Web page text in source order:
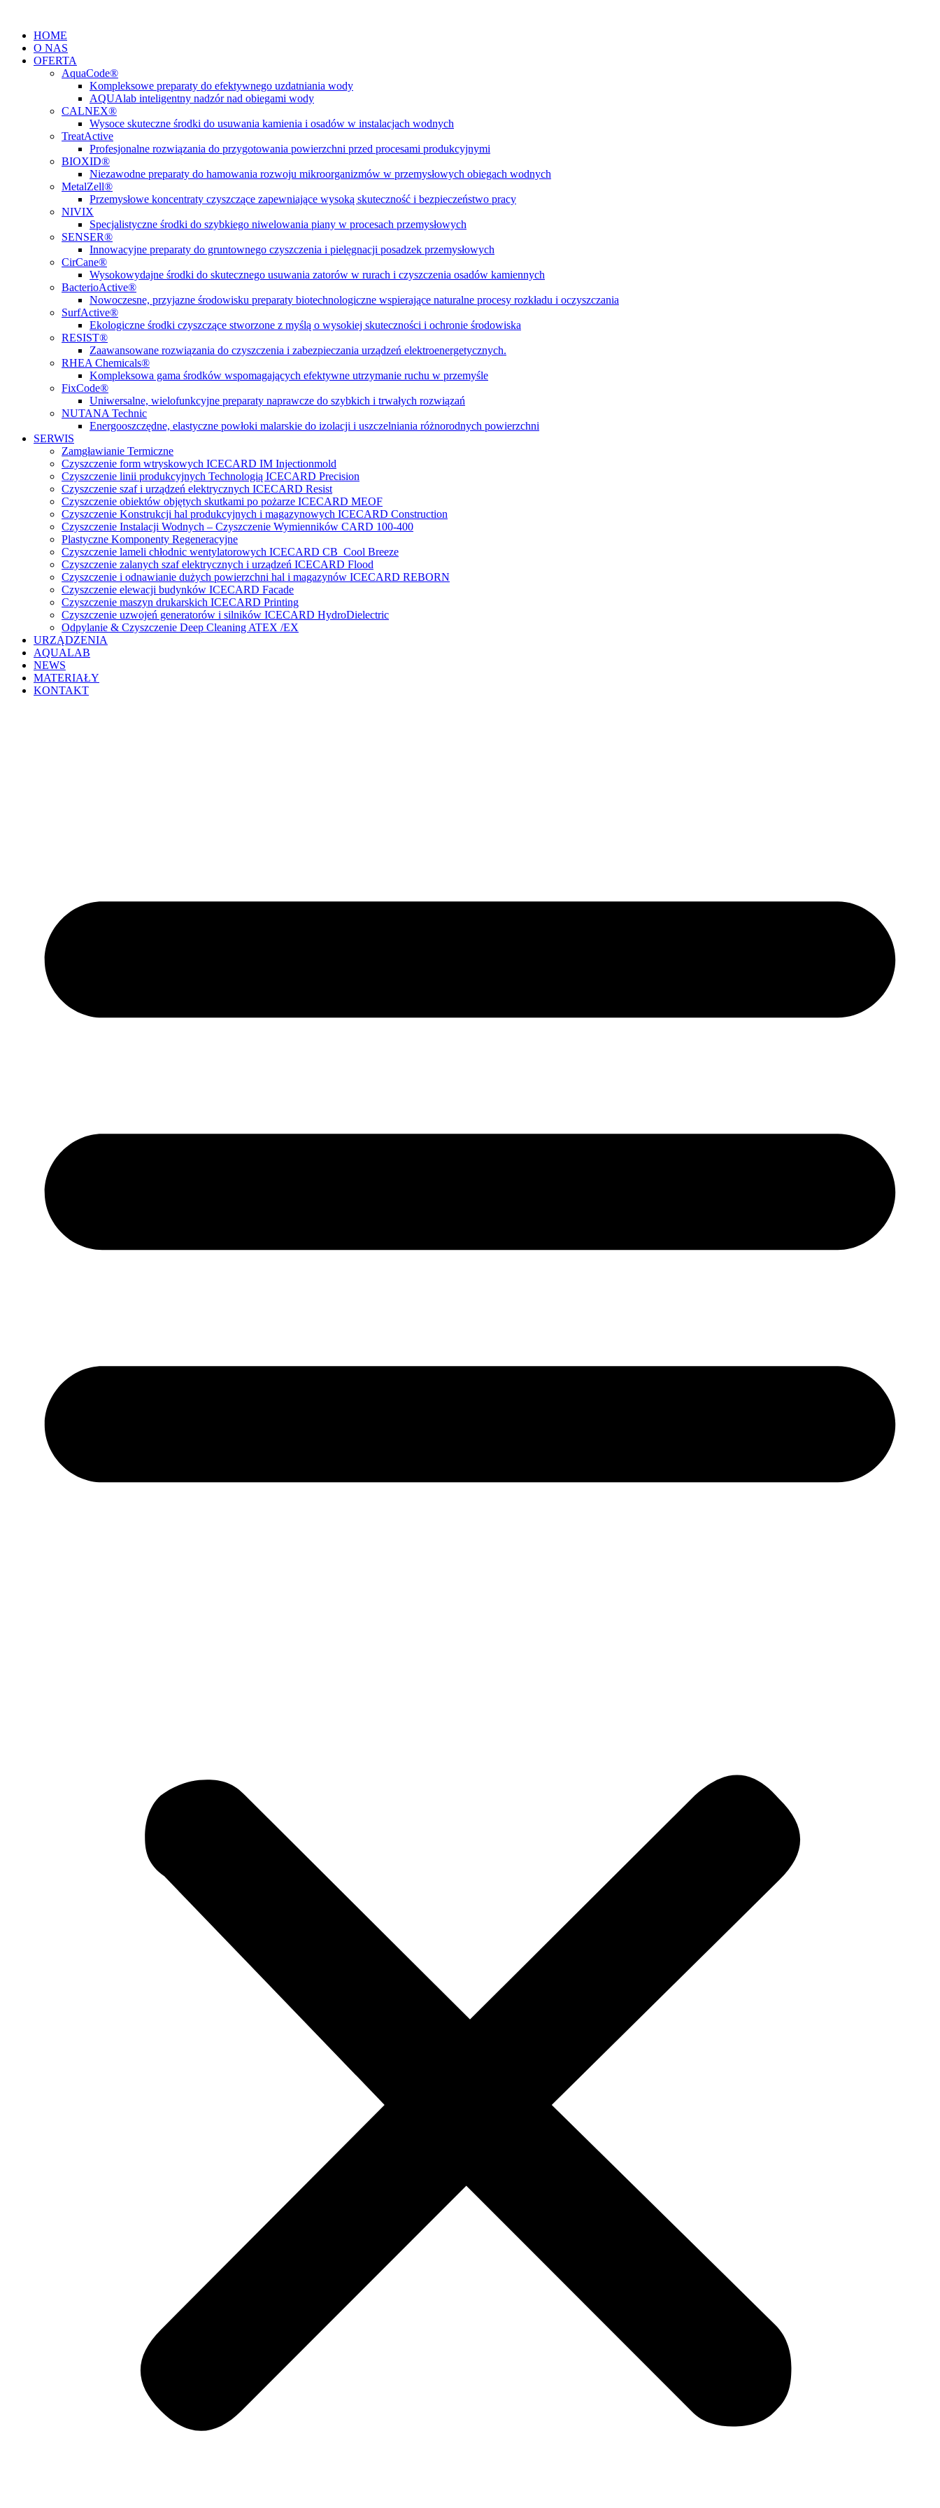
treści
HOME
O NAS
OFERTA
AquaCode®
Kompleksowe preparaty do efektywnego uzdatniania wody
AQUAlab inteligentny nadzór nad obiegami wody
CALNEX®
Wysoce skuteczne środki do usuwania kamienia i osadów w instalacjach wodnych
TreatActive
Profesjonalne rozwiązania do przygotowania powierzchni przed procesami produkcyjnymi
BIOXID®
Niezawodne preparaty do hamowania rozwoju mikroorganizmów w przemysłowych obiegach wodnych
MetalZell®
Przemysłowe koncentraty czyszczące zapewniające wysoką skuteczność i bezpieczeństwo pracy
NIVIX
Specjalistyczne środki do szybkiego niwelowania piany w procesach przemysłowych
SENSER®
Innowacyjne preparaty do gruntownego czyszczenia i pielęgnacji posadzek przemysłowych
CirCane®
Wysokowydajne środki do skutecznego usuwania zatorów w rurach i czyszczenia osadów kamiennych
BacterioActive®
Nowoczesne, przyjazne środowisku preparaty biotechnologiczne wspierające naturalne procesy rozkładu i oczyszczania
SurfActive®
Ekologiczne środki czyszczące stworzone z myślą o wysokiej skuteczności i ochronie środowiska
RESIST®
Zaawansowane rozwiązania do czyszczenia i zabezpieczania urządzeń elektroenergetycznych.
RHEA Chemicals®
Kompleksowa gama środków wspomagających efektywne utrzymanie ruchu w przemyśle
FixCode®
Uniwersalne, wielofunkcyjne preparaty naprawcze do szybkich i trwałych rozwiązań
NUTANA Technic
Energooszczędne, elastyczne powłoki malarskie do izolacji i uszczelniania różnorodnych powierzchni
SERWIS
Zamgławianie Termiczne
Czyszczenie form wtryskowych ICECARD IM Injectionmold
Czyszczenie linii produkcyjnych Technologią ICECARD Precision
Czyszczenie szaf i urządzeń elektrycznych ICECARD Resist
Czyszczenie obiektów objętych skutkami po pożarze ICECARD MEOF
Czyszczenie Konstrukcji hal produkcyjnych i magazynowych ICECARD Construction
Czyszczenie Instalacji Wodnych – Czyszczenie Wymienników CARD 100-400
Plastyczne Komponenty Regeneracyjne
Czyszczenie lameli chłodnic wentylatorowych ICECARD CB Cool Breeze
Czyszczenie zalanych szaf elektrycznych i urządzeń ICECARD Flood
Czyszczenie i odnawianie dużych powierzchni hal i magazynów ICECARD REBORN
Czyszczenie elewacji budynków ICECARD Facade
Czyszczenie maszyn drukarskich ICECARD Printing
Czyszczenie uzwojeń generatorów i silników ICECARD HydroDielectric
Odpylanie & Czyszczenie Deep Cleaning ATEX /EX
URZĄDZENIA
AQUALAB
NEWS
MATERIAŁY
KONTAKT